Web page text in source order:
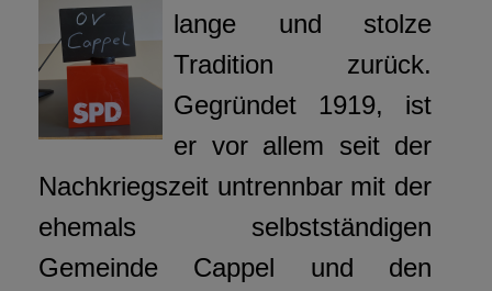
lange und stolze
Tradition zurück.
Gegründet 1919, ist
er vor allem seit der
Nachkriegszeit untrennbar mit der
ehemals selbstständigen
Gemeinde Cappel und den